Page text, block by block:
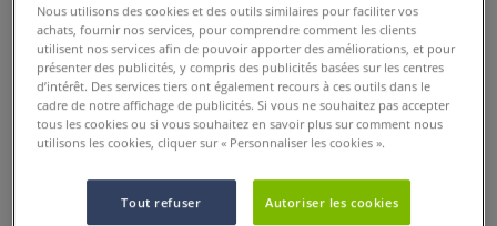
Nous utilisons des cookies et des outils similaires pour faciliter vos
achats, fournir nos services, pour comprendre comment les clients
utilisent nos services afin de pouvoir apporter des améliorations, et pour
présenter des publicités, y compris des publicités basées sur les centres
d’intérêt. Des services tiers ont également recours à ces outils dans le
cadre de notre affichage de publicités. Si vous ne souhaitez pas accepter
tous les cookies ou si vous souhaitez en savoir plus sur comment nous
utilisons les cookies, cliquer sur « Personnaliser les cookies ».
Tout refuser Autoriser les cookies